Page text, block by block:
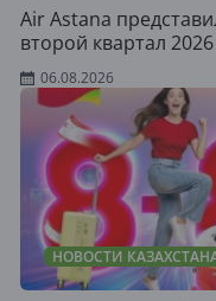
Air Astana
второй квартал
06.08.2026
НОВОСТИ